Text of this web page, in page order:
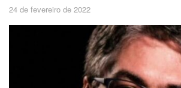
24 de fevereiro de 2022